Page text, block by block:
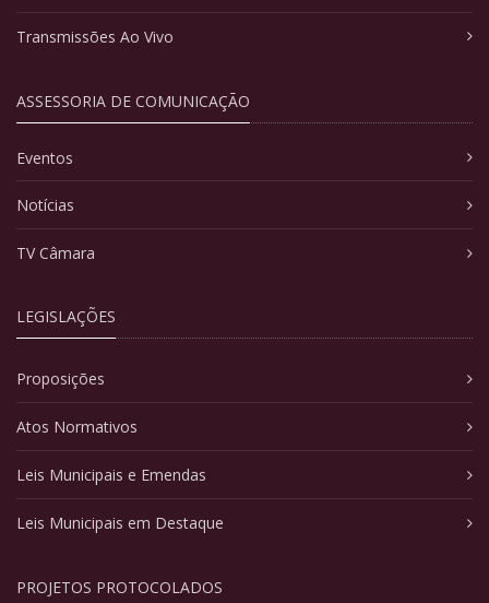
Transmissões Ao Vivo
ASSESSORIA DE COMUNICAÇÃO
Eventos
Notícias
TV Câmara
LEGISLAÇÕES
Proposições
Atos Normativos
Leis Municipais e Emendas
Leis Municipais em Destaque
PROJETOS PROTOCOLADOS